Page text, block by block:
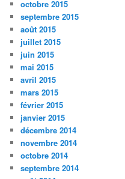
octobre 2015
septembre 2015
août 2015
juillet 2015
juin 2015
mai 2015
avril 2015
mars 2015
février 2015
janvier 2015
décembre 2014
novembre 2014
octobre 2014
septembre 2014